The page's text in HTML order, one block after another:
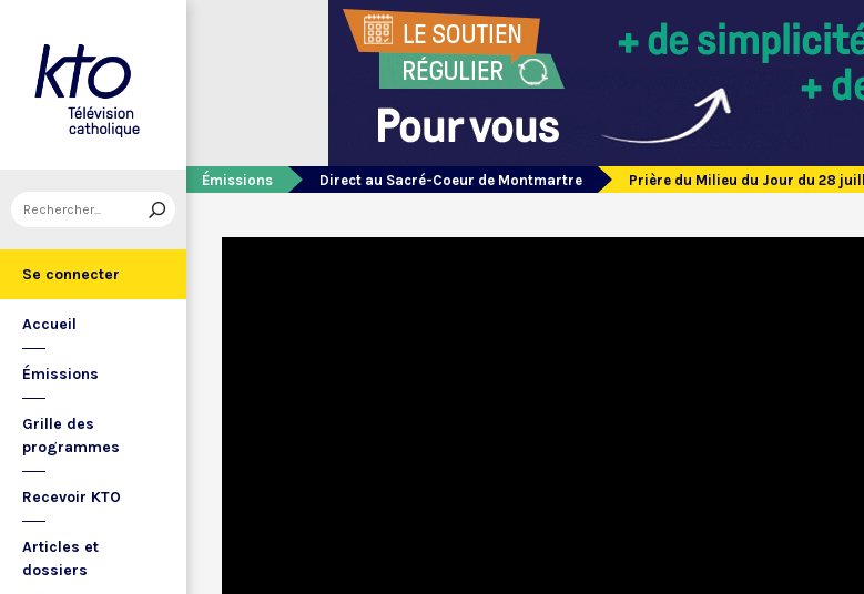
Se connecter
Accueil
Émissions
Grille des
programmes
Recevoir KTO
Articles et
dossiers
Émissions Direct au Sacré-Coeur de Montmartre Prière du Milieu du Jour du 28